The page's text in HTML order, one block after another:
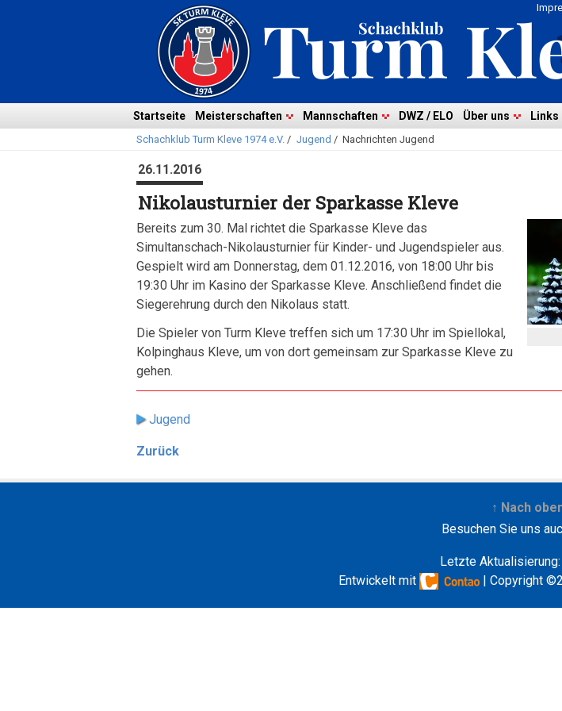
überspringen
Startseite Meisterschaften Mannschaften DWZ / ELO Über uns Links
Schachklub Turm Kleve 1974 e.V. / Jugend / Nachrichten Jugend
26.11.2016
Nikolausturnier der Sparkasse Kleve
Bereits zum 30. Mal richtet die Sparkasse Kleve das
Simultanschach-Nikolausturnier für Kinder- und Jugendspieler aus.
Gespielt wird am Donnerstag, dem 01.12.2016, von 18:00 Uhr bis
19:30 Uhr im Kasino der Sparkasse Kleve. Anschließend findet die
Siegerehrung durch den Nikolaus statt.
Die Spieler von Turm Kleve treffen sich um 17:30 Uhr im Spiellokal,
Kolpinghaus Kleve, um von dort gemeinsam zur Sparkasse Kleve zu
gehen.
Jugend
Zurück
↑ Nach
Besuchen Sie uns
Letzte
Entwickelt mit
| Copyright